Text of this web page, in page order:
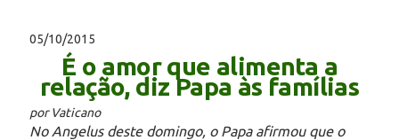
05/10/2015
É o amor que alimenta a
relação, diz Papa às famílias
por Vaticano
No Angelus deste domingo, o Papa afirmou que o